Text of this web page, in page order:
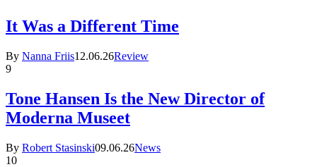
It Was a Different Time
By Nanna Friis12.06.26Review
9
Tone Hansen Is the New Director of
Moderna Museet
By Robert Stasinski09.06.26News
10